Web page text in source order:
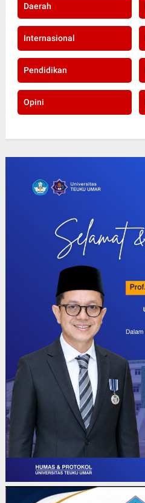
Daerah
Internasional
Pendidikan
Opini